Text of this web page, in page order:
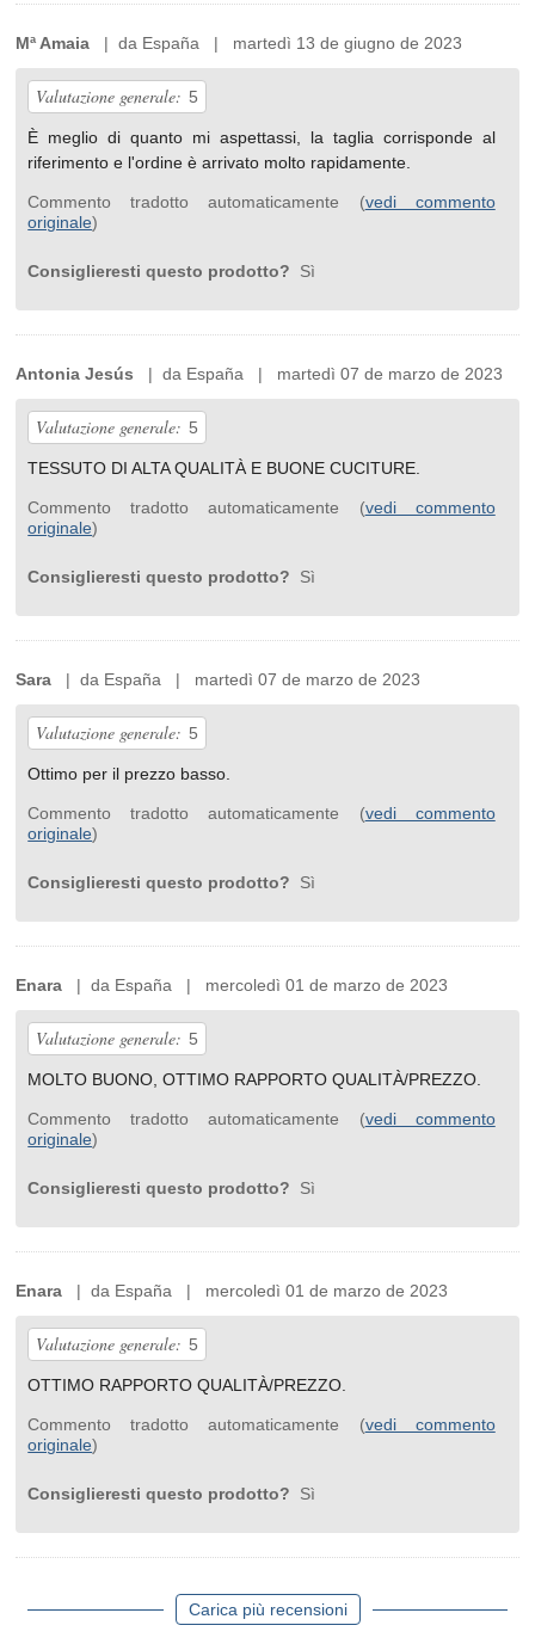
Mª Amaia | da España | martedì 13 de giugno de 2023
Valutazione generale: 5
È meglio di quanto mi aspettassi, la taglia corrisponde al
riferimento e l'ordine è arrivato molto rapidamente.
Commento tradotto automaticamente (vedi commento
originale)
Consiglieresti questo prodotto? Sì
Antonia Jesús | da España | martedì 07 de marzo de 2023
Valutazione generale: 5
TESSUTO DI ALTA QUALITÀ E BUONE CUCITURE.
Commento tradotto automaticamente (vedi commento
originale)
Consiglieresti questo prodotto? Sì
Sara | da España | martedì 07 de marzo de 2023
Valutazione generale: 5
Ottimo per il prezzo basso.
Commento tradotto automaticamente (vedi commento
originale)
Consiglieresti questo prodotto? Sì
Enara | da España | mercoledì 01 de marzo de 2023
Valutazione generale: 5
MOLTO BUONO, OTTIMO RAPPORTO QUALITÀ/PREZZO.
Commento tradotto automaticamente (vedi commento
originale)
Consiglieresti questo prodotto? Sì
Enara | da España | mercoledì 01 de marzo de 2023
Valutazione generale: 5
OTTIMO RAPPORTO QUALITÀ/PREZZO.
Commento tradotto automaticamente (vedi commento
originale)
Consiglieresti questo prodotto? Sì
Carica più recensioni